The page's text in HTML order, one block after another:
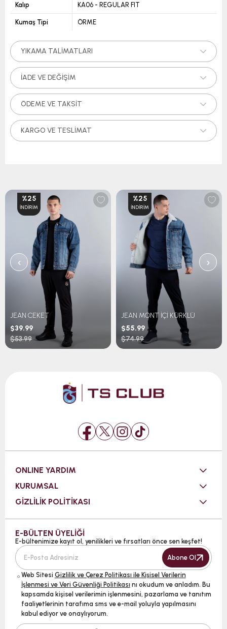
Kalıp KA06 - REGULAR FIT
Kumaş Tipi ÖRME
YIKAMA TALIMATLARI
İADE VE DEĞIŞIM
ÖDEME VE TAKSIT
KARGO VE TESLIMAT
JEAN CEKET
$39.99
$53.99
%25
İNDIRIM
JEAN MONT İÇİ KÜRKLÜ
$55.99
$74.99
%25
İNDIRIM
‹ ›
ONLINE YARDIM
KURUMSAL
GİZLİLİK POLİTİKASI
E-BÜLTEN ÜYELİĞİ
E-bültenimize kayıt ol, yenilikleri ve fırsatları önce sen keşfet!
Abone Ol
Web Sitesi Gizlilik ve Çerez Politikası ile Kişisel Verilerin
İşlenmesi ve Veri Güvenliği Politikası nı okudum ve anladım. Bu
kapsamda kişisel verilerimin işlenmesini, pazarlama ve tanıtım
faaliyetlerinin tarafıma sms ve e-mail yoluyla yapılmasını
kabul ediyor ve onaylıyorum.